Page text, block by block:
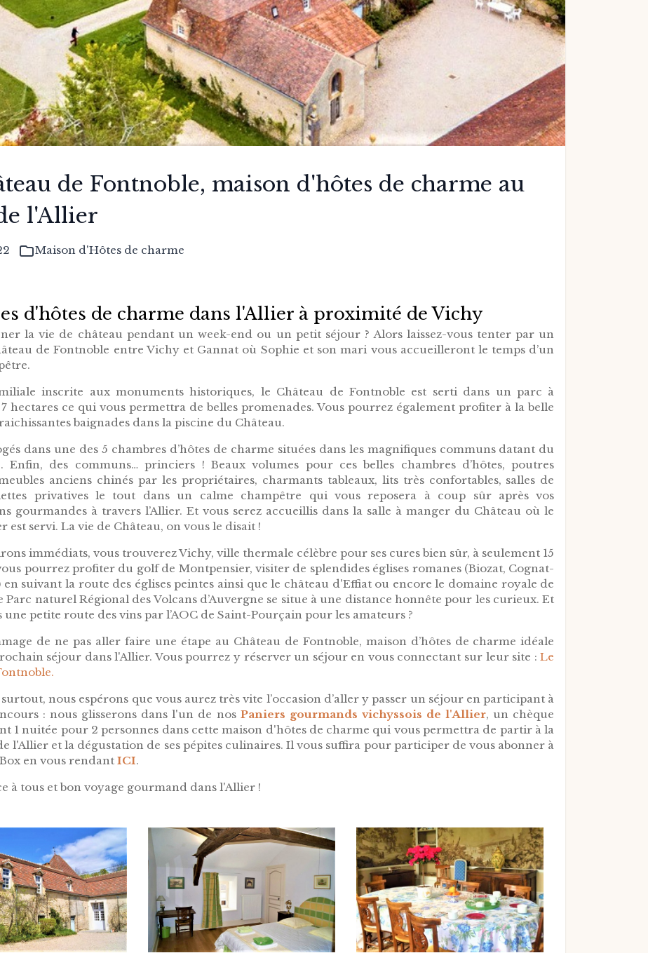
de Fontnoble, maison d'hôtes de charme au
l'Allier
Maison d'Hôtes de charme
d'hôtes de charme dans l'Allier à proximité de Vichy
la vie de château pendant un week-end ou un petit séjour ? Alors laissez-vous tenter par un
de Fontnoble entre Vichy et Gannat où Sophie et son mari vous accueilleront le temps d’un
inscrite aux monuments historiques, le Château de Fontnoble est serti dans un parc à
7 hectares ce qui vous permettra de belles promenades. Vous pourrez également profiter à la belle
baignades dans la piscine du Château.
dans une des 5 chambres d’hôtes de charme situées dans les magnifiques communs datant du
Enfin, des communs… princiers ! Beaux volumes pour ces belles chambres d’hôtes, poutres
anciens chinés par les propriétaires, charmants tableaux, lits très confortables, salles de
privatives le tout dans un calme champêtre qui vous reposera à coup sûr après vos
gourmandes à travers l’Allier. Et vous serez accueillis dans la salle à manger du Château où le
est servi. La vie de Château, on vous le disait !
immédiats, vous trouverez Vichy, ville thermale célèbre pour ses cures bien sûr, à seulement 15
pourrez profiter du golf de Montpensier, visiter de splendides églises romanes (Biozat, Cognat-
en suivant la route des églises peintes ainsi que le château d'Effiat ou encore le domaine royale de
Parc naturel Régional des Volcans d’Auvergne se situe à une distance honnête pour les curieux. Et
petite route des vins par l’AOC de Saint-Pourçain pour les amateurs ?
de ne pas aller faire une étape au Château de Fontnoble, maison d’hôtes de charme idéale
séjour dans l'Allier. Vous pourrez y réserver un séjour en vous connectant sur leur site :Le
nous espérons que vous aurez très vite l’occasion d’aller y passer un séjour en participant à
: nous glisserons dans l'un de nos Paniers gourmands vichyssois de l'Allier, un chèque
1 nuitée pour 2 personnes dans cette maison d'hôtes de charme qui vous permettra de partir à la
l'Allier et la dégustation de ses pépites culinaires. Il vous suffira pour participer de vous abonner à
en vous rendantICI.
à tous et bon voyage gourmand dans l'Allier !